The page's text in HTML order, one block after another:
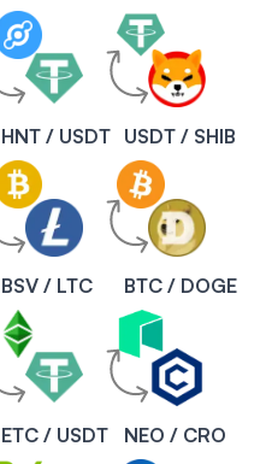
HNT / USDT USDT / SHIB
BSV / LTC BTC / DOGE
ETC / USDT NEO / CRO